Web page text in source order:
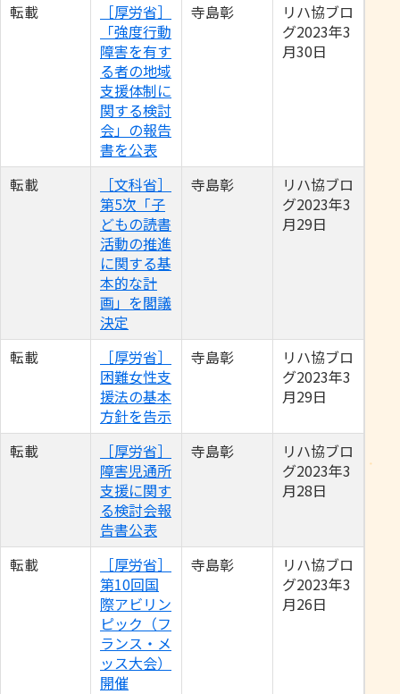
転載
［厚労省］
「強度行動
障害を有す
る者の地域
支援体制に
関する検討
会」の報告
書を公表
寺島彰
リハ協ブロ
グ2023年3
月30日
転載
［文科省］
第5次「子
どもの読書
活動の推進
に関する基
本的な計
画」を閣議
決定
寺島彰
リハ協ブロ
グ2023年3
月29日
転載
［厚労省］
困難女性支
援法の基本
方針を告示
寺島彰
リハ協ブロ
グ2023年3
月29日
転載
［厚労省］
障害児通所
支援に関す
る検討会報
告書公表
寺島彰
リハ協ブロ
グ2023年3
月28日
転載
［厚労省］
第10回国
際アビリン
ピック（フ
ランス・メ
ッス大会）
開催
寺島彰
リハ協ブロ
グ2023年3
月26日